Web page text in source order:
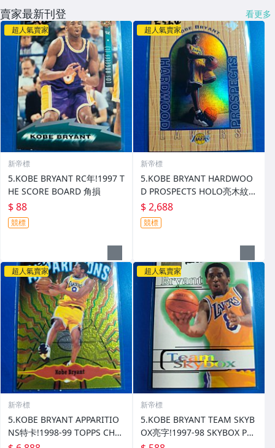
賣家最新刊登 看更多
超人氣賣家
新帝標
5.KOBE BRYANT RC年!1997 T
HE SCORE BOARD 角損
$ 88
競標
超人氣賣家
新帝標
5.KOBE BRYANT HARDWOO
D PROSPECTS HOLO亮木紋造
型特卡!1997 UPPER DECK
$ 2,688
競標
超人氣賣家
新帝標
5.KOBE BRYANT APPARITIO
NS特卡!1998-99 TOPPS CHR
OME (卡況優)
超人氣賣家
新帝標
5.KOBE BRYANT TEAM SKYB
OX亮字!1997-98 SKYBOX PRE
MIUM